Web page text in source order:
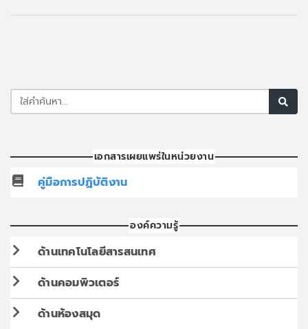
เอกสารเผยแพร่ในหน่วยงาน
คู่มือการปฏิบัติงาน
องค์ความรู้
ด้านเทคโนโลยีสารสนเทศ
ด้านคอมพิวเตอร์
ด้านห้องสมุด